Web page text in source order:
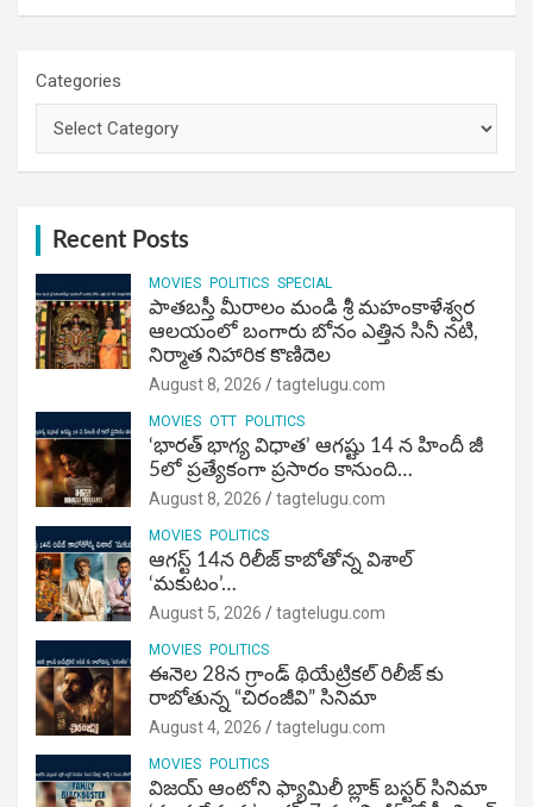
Categories
Recent Posts
MOVIES POLITICS SPECIAL
పాతబస్తీ మీరాలం మండి శ్రీ మహంకాళేశ్వర
ఆలయంలో బంగారు బోనం ఎత్తిన సినీ నటి,
నిర్మాత నిహారిక కొణిదెల
August 8, 2026 tagtelugu.com
MOVIES OTT POLITICS
‘భారత్ భాగ్య విధాత’ ఆగష్టు 14 న హిందీ జీ
5లో ప్రత్యేకంగా ప్రసారం కానుంది…
August 8, 2026 tagtelugu.com
MOVIES POLITICS
ఆగస్ట్ 14న రిలీజ్ కాబోతోన్న విశాల్
‘మకుటం’…
August 5, 2026 tagtelugu.com
MOVIES POLITICS
ఈనెల 28న గ్రాండ్ థియేట్రికల్ రిలీజ్ కు
రాబోతున్న “చిరంజీవి” సినిమా
August 4, 2026 tagtelugu.com
MOVIES POLITICS
విజ‌య్ ఆంటోని ఫ్యామిలీ బ్లాక్ బ‌స్ట‌ర్‌ సినిమా